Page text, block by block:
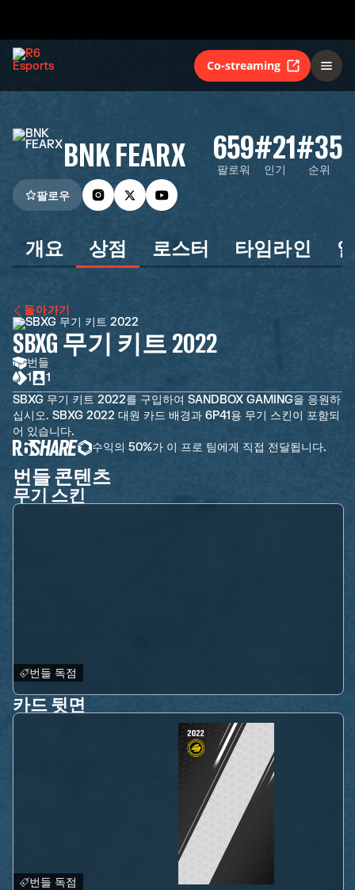
Co-streaming
BNK FEARX 659
팔로워
#21
인기
#35
순위
팔로우
개요 상점 로스터 타임라인
돌아가기
SBXG 무기 키트 2022
번들
1
1
SBXG 무기 키트 2022를 구입하여 SANDBOX GAMING을 응원하
십시오. SBXG 2022 대원 카드 배경과 6P41용 무기 스킨이 포함되
어 있습니다.
수익의 50%가 이 프로 팀에게 직접 전달됩니다.
번들 콘텐츠
무기 스킨
번들 독점
카드 뒷면
번들 독점